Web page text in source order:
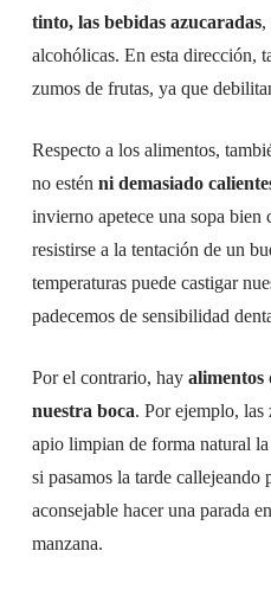
tinto, las bebidas azucaradas,
alcohólicas. En esta dirección,
zumos de frutas, ya que
Respecto a los alimentos,
no estén ni demasiado
invierno apetece una sopa
resistirse a la tentación de un
temperaturas puede castigar
padecemos de sensibilidad
Por el contrario, hay alimentos
nuestra boca. Por ejemplo, las
apio limpian de forma natural
si pasamos la tarde callejeando
aconsejable hacer una parada
manzana.